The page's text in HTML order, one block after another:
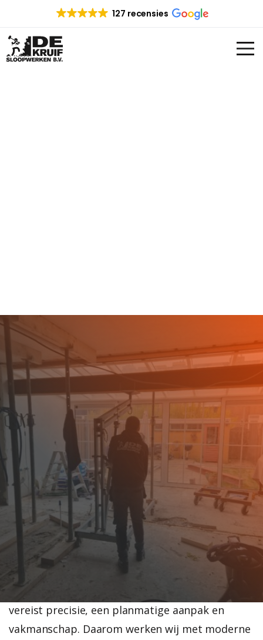
127 recensies
SLOOPBEDRIJF URK
GEZOCHT?
Bent u op zoek naar een ervaren en
professioneel sloopbedrijf in Urk? De Kruif
Sloopwerken staat klaar voor zowel
particulieren als bedrijven die
sloopwerkzaamheden willen laten uitvoeren. Of
het nu gaat om het slopen van een woning, het
verwijderen van een draagmuurof het strippen
van een bedrijfspand, wij zorgen voor een veilige
en efficiënte uitvoering.
Sloopwerk is meer dan alleen afbreken. Het
vereist precisie, een planmatige aanpak en
vakmanschap. Daarom werken wij met moderne